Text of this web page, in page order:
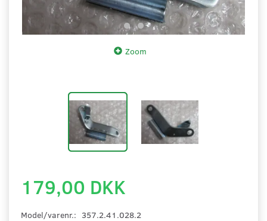
Zoom
179,00 DKK
Model/varenr.: 357.2.41.028.2